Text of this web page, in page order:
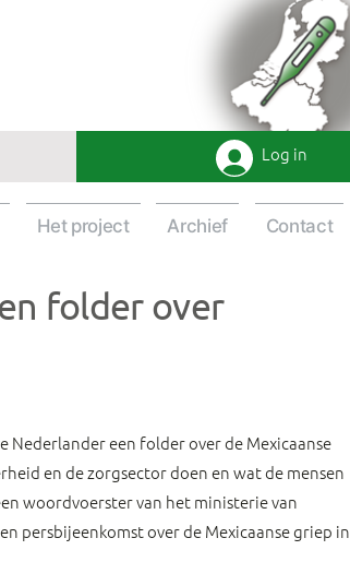
Log in
Het project Archief Contact
folder over
een folder over de Mexicaanse
en de zorgsector doen en wat de mensen
woordvoerster van het ministerie van
persbijeenkomst over de Mexicaanse griep in